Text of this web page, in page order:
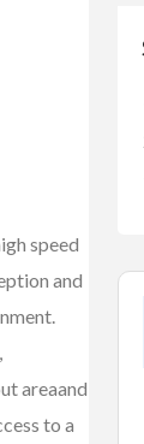
speed
and
areaand
to a